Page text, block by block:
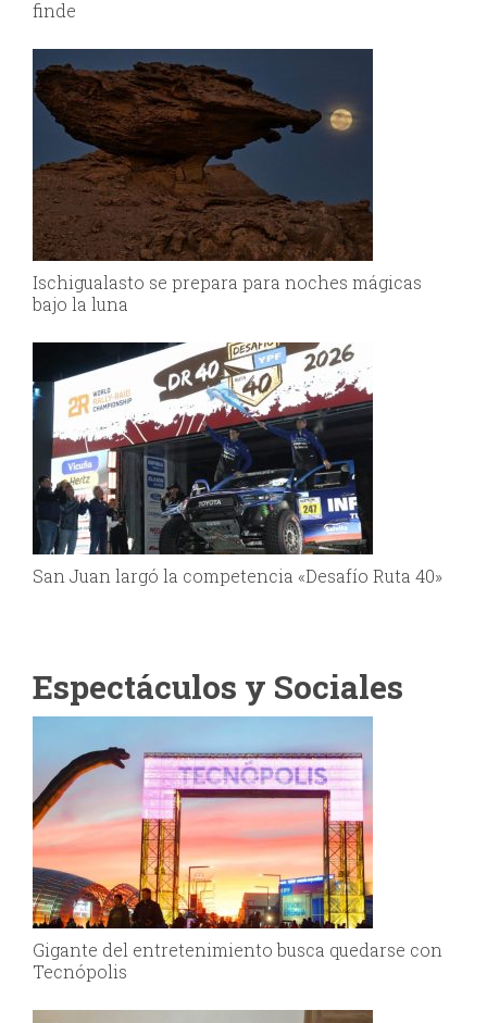
finde
Ischigualasto se prepara para noches mágicas
bajo la luna
San Juan largó la competencia «Desafío Ruta 40»
Espectáculos y Sociales
Gigante del entretenimiento busca quedarse con
Tecnópolis